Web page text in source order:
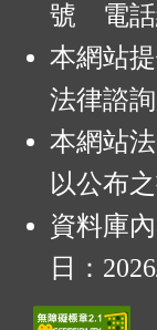
號 電話
本網站
法律諮詢
本網站
以公布
資料庫
日：